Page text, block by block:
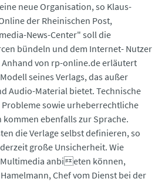
neue Organisation, so Klaus-
der Rheinischen Post,
News-Center" soll die
bündeln und dem Internet- Nutzer
von rp-online.de erläutert
seines Verlags, das außer
Audio-Material bietet. Technische
sowie urheberrechtliche
ebenfalls zur Sprache.
die Verlage selbst definieren, so
große Unsicherheit. Wie
anbieten können,
Chef vom Dienst bei der